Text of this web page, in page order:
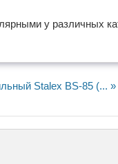
у различных
Stalex BS-85 (... »